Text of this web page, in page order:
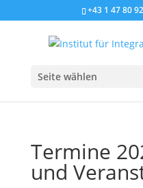
+43 1 47 80
Seite wählen
Termine
und